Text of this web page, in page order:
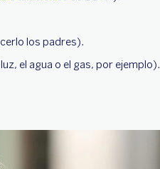
los padres).
el agua o el gas, por ejemplo).